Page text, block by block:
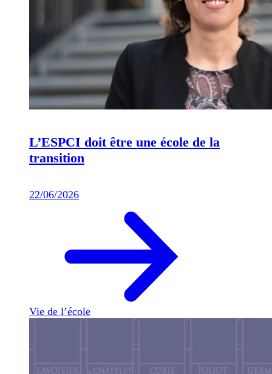
L’ESPCI doit être une école de la
transition
22/06/2026
Vie de l’école